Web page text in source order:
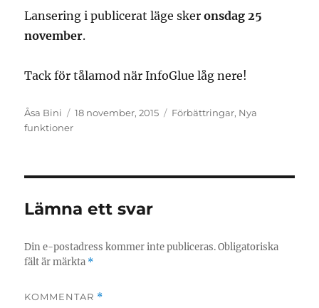
Lansering i publicerat läge skeronsdag 25
november.
Tack för tålamod när InfoGlue låg nere!
Författare
Åsa Bini Postat
18 november, 2015 Kategorier
Förbättringar, Nya
funktioner
Lämna ett svar
Din e-postadress kommer inte publiceras. Obligatoriska
fält är märkta *
KOMMENTAR *